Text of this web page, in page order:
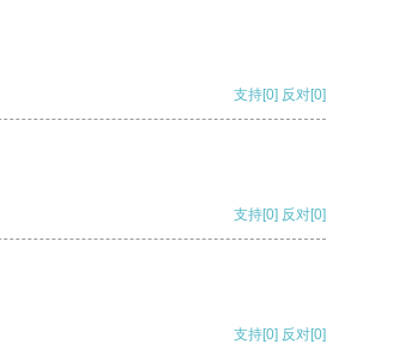
支持[0] 反对[0]
支持[0] 反对[0]
支持[0] 反对[0]